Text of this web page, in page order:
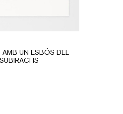
AMB UN ESBÓS DEL